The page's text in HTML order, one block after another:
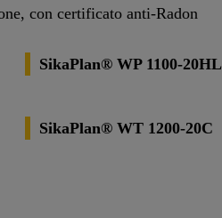
con certificato anti-Radon
SikaPlan® WP 1100-20HL
SikaPlan® WT 1200-20C